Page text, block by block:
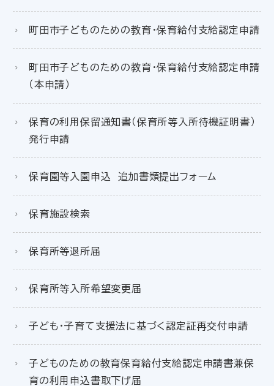
町田市子どものための教育・保育給付支給認定申請
町田市子どものための教育・保育給付支給認定申請
（本申請）
保育の利用保留通知書（保育所等入所待機証明書）
発行申請
保育園等入園申込 追加書類提出フォーム
保育施設検索
保育所等退所届
保育所等入所希望変更届
子ども・子育て支援法に基づく認定証再交付申請
子どものための教育保育給付支給認定申請書兼保
育の利用申込書取下げ届